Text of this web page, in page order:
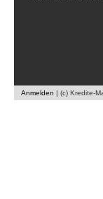
Anmelden | (c) Kredite-